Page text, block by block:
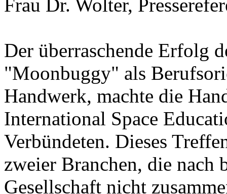
Frau Dr. Wolter,
Der überraschende Erfolg
"Moonbuggy" als
Handwerk, machte die
International Space
Verbündeten. Dieses
zweier Branchen, die nach
Gesellschaft nicht